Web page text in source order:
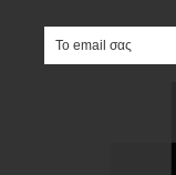
e-mail